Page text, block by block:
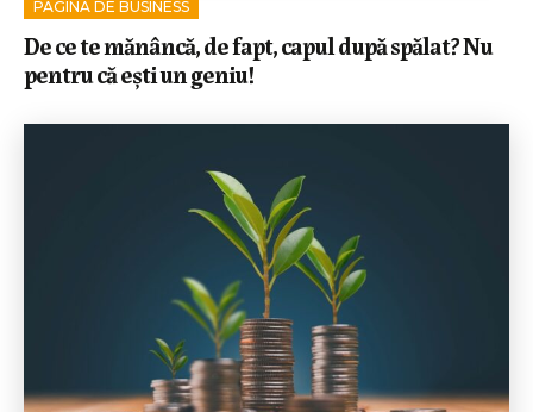
PAGINA DE BUSINESS
De ce te mănâncă, de fapt, capul după spălat? Nu
pentru că ești un geniu!